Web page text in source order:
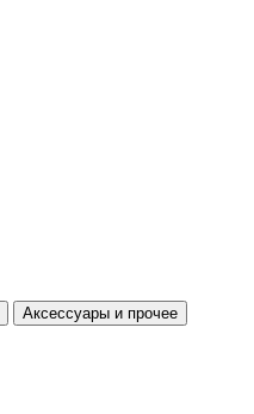
Аксессуары и прочее